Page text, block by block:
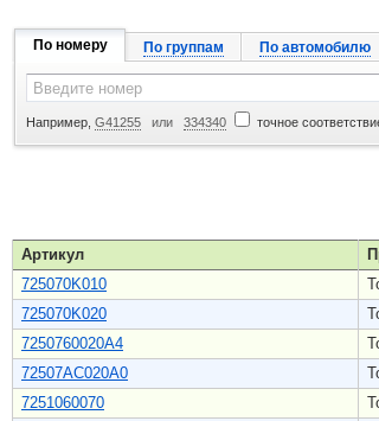
По номеру По группам По автомобилю
Например, G41255 или 334340 точное
Артикул
725070K010
725070K020
7250760020A4
72507AC020A0
7251060070